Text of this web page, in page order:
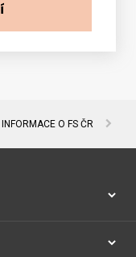
INFORMACE O FS ČR